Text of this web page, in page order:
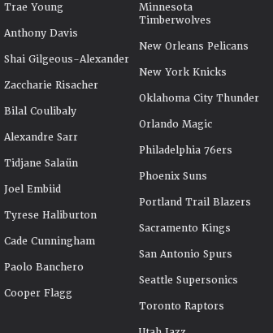
Trae Young
Anthony Davis
Shai Gilgeous-Alexander
Zaccharie Risacher
Bilal Coulibaly
Alexandre Sarr
Tidjane Salaün
Joel Embiid
Tyrese Haliburton
Cade Cunningham
Paolo Banchero
Cooper Flagg
Minnesota
Timberwolves
New Orleans Pelicans
New York Knicks
Oklahoma City Thunder
Orlando Magic
Philadelphia 76ers
Phoenix Suns
Portland Trail Blazers
Sacramento Kings
San Antonio Spurs
Seattle Supersonics
Toronto Raptors